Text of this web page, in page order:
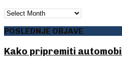
ARHIVA
POSLEDNJE OBJAVE
Kako pripremiti